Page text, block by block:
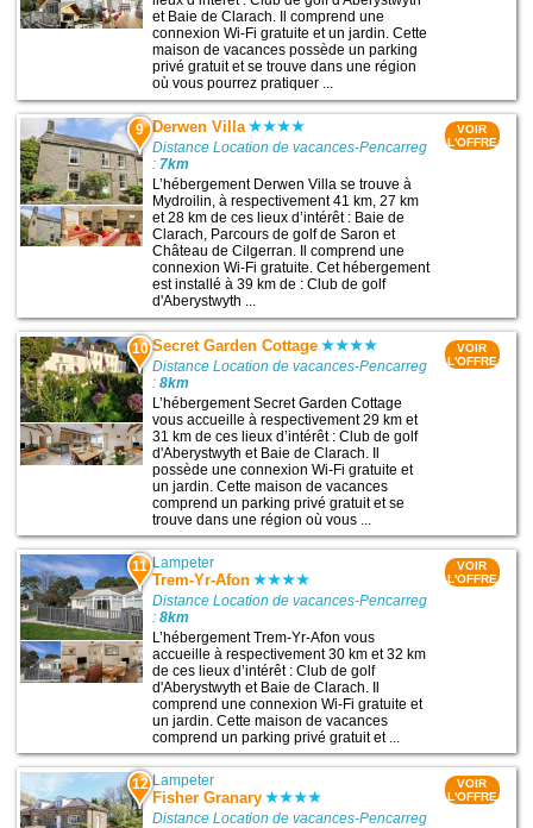
et Baie de Clarach. Il comprend une
connexion Wi-Fi gratuite et un jardin. Cette
maison de vacances possède un parking
privé gratuit et se trouve dans une région
où vous pourrez pratiquer ...
9 Derwen Villa
Distance Location de vacances-Pencarreg
: 7km
L’hébergement Derwen Villa se trouve à
Mydroilin, à respectivement 41 km, 27 km
et 28 km de ces lieux d’intérêt : Baie de
Clarach, Parcours de golf de Saron et
Château de Cilgerran. Il comprend une
connexion Wi-Fi gratuite. Cet hébergement
est installé à 39 km de : Club de golf
d'Aberystwyth ...
VOIR
L'OFFRE
10 Secret Garden Cottage
Distance Location de vacances-Pencarreg
:8km
L’hébergement Secret Garden Cottage
vous accueille à respectivement 29 km et
31 km de ces lieux d’intérêt : Club de golf
d'Aberystwyth et Baie de Clarach. Il
possède une connexion Wi-Fi gratuite et
un jardin. Cette maison de vacances
comprend un parking privé gratuit et se
trouve dans une région où vous ...
VOIR
L'OFFRE
11 Lampeter
Trem-Yr-Afon
Distance Location de vacances-Pencarreg
:8km
L’hébergement Trem-Yr-Afon vous
accueille à respectivement 30 km et 32 km
de ces lieux d’intérêt : Club de golf
d'Aberystwyth et Baie de Clarach. Il
comprend une connexion Wi-Fi gratuite et
un jardin. Cette maison de vacances
comprend un parking privé gratuit et ...
VOIR
L'OFFRE
12 Lampeter
Fisher Granary
Distance Location de vacances-Pencarreg
VOIR
L'OFFRE